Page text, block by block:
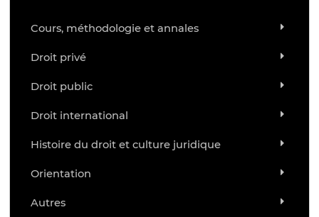
Cours, méthodologie et annales
Droit privé
Droit public
Droit international
Histoire du droit et culture juridique
Orientation
Autres